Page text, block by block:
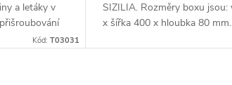
a letáky v
Kód:T03031
SIZILIA. Rozměry boxu jsou:
x šířka 400 x hloubka 80 mm.